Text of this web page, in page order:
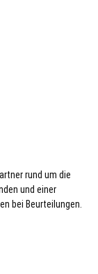
rund um die
und einer
bei Beurteilungen.